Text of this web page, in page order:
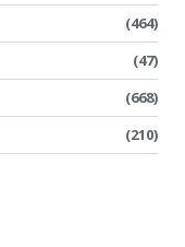
(464)
(47)
(668)
(210)